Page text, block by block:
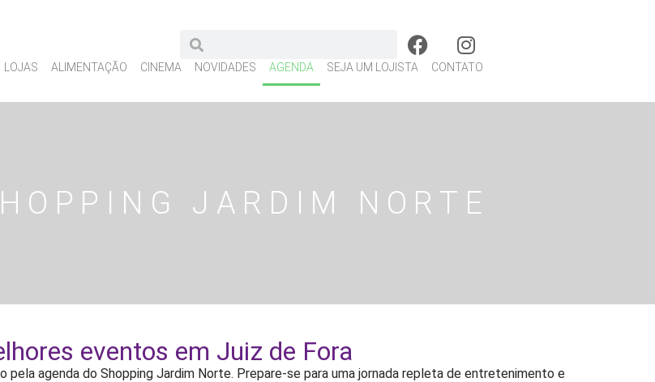
LOJAS ALIMENTAÇÃO CINEMA NOVIDADES AGENDA SEJA UM LOJISTA CONTATO
JARDIM NORTE
eventos em Juiz de Fora
agenda do Shopping Jardim Norte. Prepare-se para uma jornada repleta de entretenimento e